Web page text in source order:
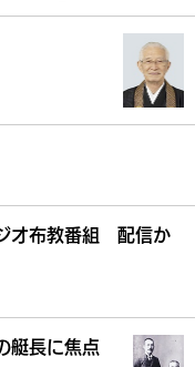
オ布教番組 配信か
艇長に焦点